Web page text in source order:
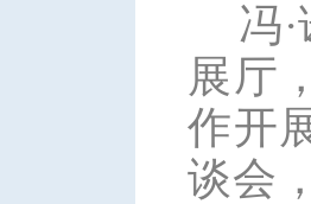
冯
展厅
作开
谈会